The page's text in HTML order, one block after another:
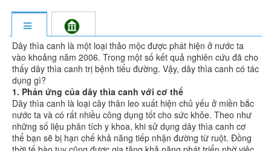
Dây thìa canh là một loại thảo mộc được phát hiện ở nước ta
vào khoảng năm 2006. Trong một số kết quả nghiên cứu đã cho
thấy dây thìa canh trị bệnh tiểu đường. Vậy, dây thìa canh có tác
dụng gì?
1. Phản ứng của dây thìa canh với cơ thể
Dây thìa canh là loại cây thân leo xuất hiện chủ yếu ở miền bắc
nước ta và có rất nhiều công dụng tốt cho sức khỏe. Theo như
những số liệu phân tích y khoa, khi sử dụng dây thìa canh cơ
thể bạn sẽ bị hạn chế khả năng tiếp nhận đường từ ruột. Đồng